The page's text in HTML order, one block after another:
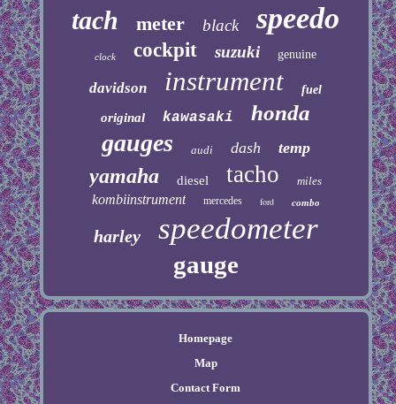
tach meter black speedo
clock cockpit suzuki genuine
davidson instrument fuel
original kawasaki honda
gauges audi dash temp
yamaha diesel tacho miles
kombiinstrument mercedes ford combo
harley speedometer
gauge
Homepage
Map
Contact Form